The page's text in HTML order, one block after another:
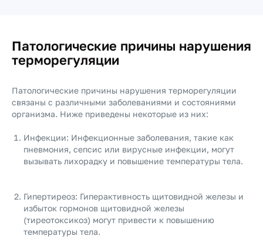
Патологические причины нарушения
терморегуляции
Патологические причины нарушения терморегуляции
связаны с различными заболеваниями и состояниями
организма. Ниже приведены некоторые из них:
Инфекции: Инфекционные заболевания, такие как
пневмония, сепсис или вирусные инфекции, могут
вызывать лихорадку и повышение температуры тела.
Гипертиреоз: Гиперактивность щитовидной железы и
избыток гормонов щитовидной железы
(тиреотоксикоз) могут привести к повышению
температуры тела.